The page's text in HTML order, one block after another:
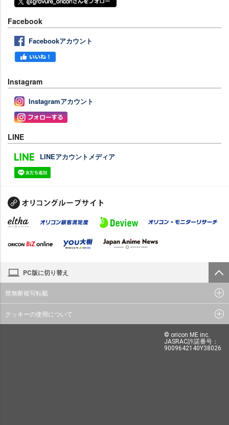
Facebook
Facebookアカウント
Instagram
Instagramアカウント
LINE
LINEアカウントメディア
PC版に切り替え
禁無断複写転載
クッキーの使用について
© oricon ME inc.
JASRAC許諾番号：
9009642140Y38026